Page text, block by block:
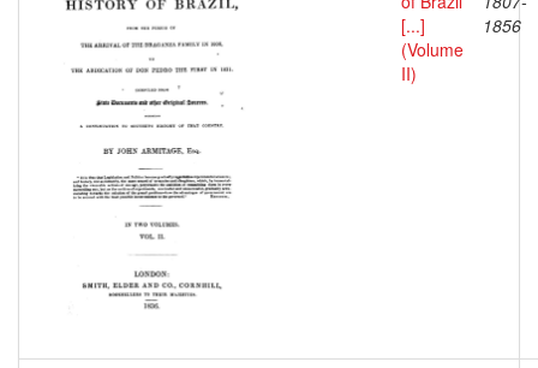
[...]
(Volume
II)
1856